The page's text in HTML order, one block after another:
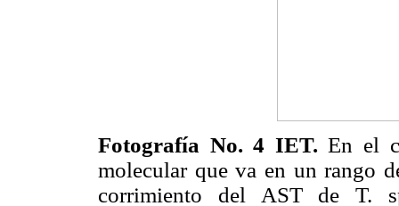
Fotografía No. 4 IET.En el
molecular que va en un rango
corrimiento del AST de T.